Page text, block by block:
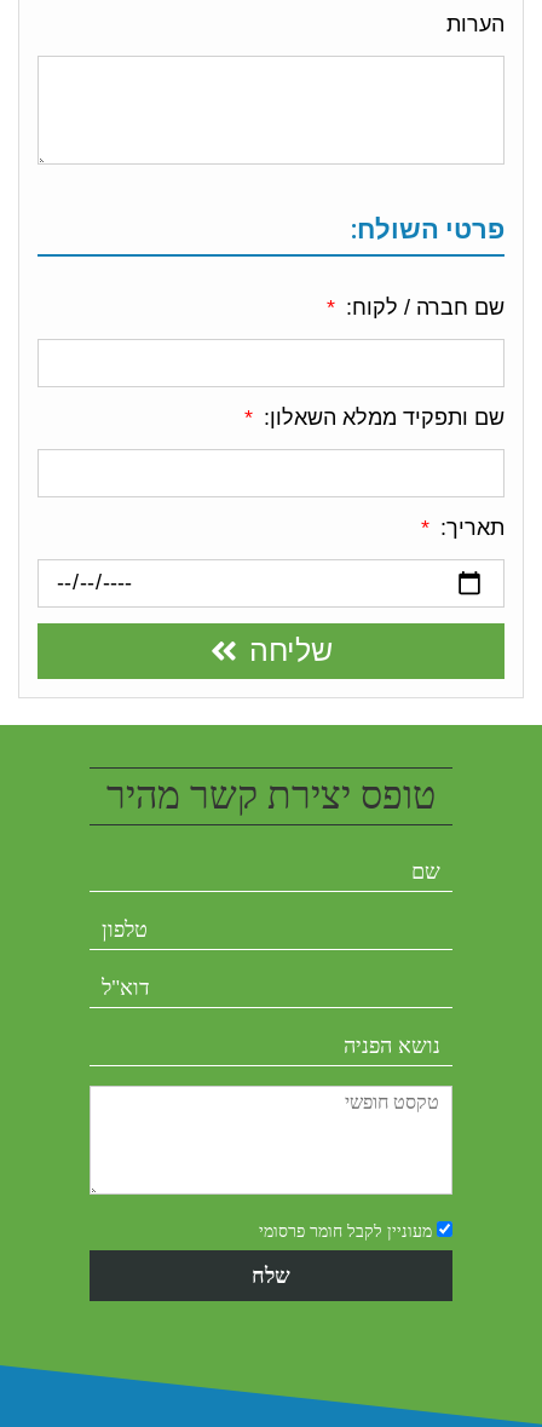
הערות
פרטי השולח:
שם חברה / לקוח:
שם ותפקיד ממלא השאלון:
תאריך:
שליחה
טופס יצירת קשר מהיר
מעוניין לקבל חומר פרסומי